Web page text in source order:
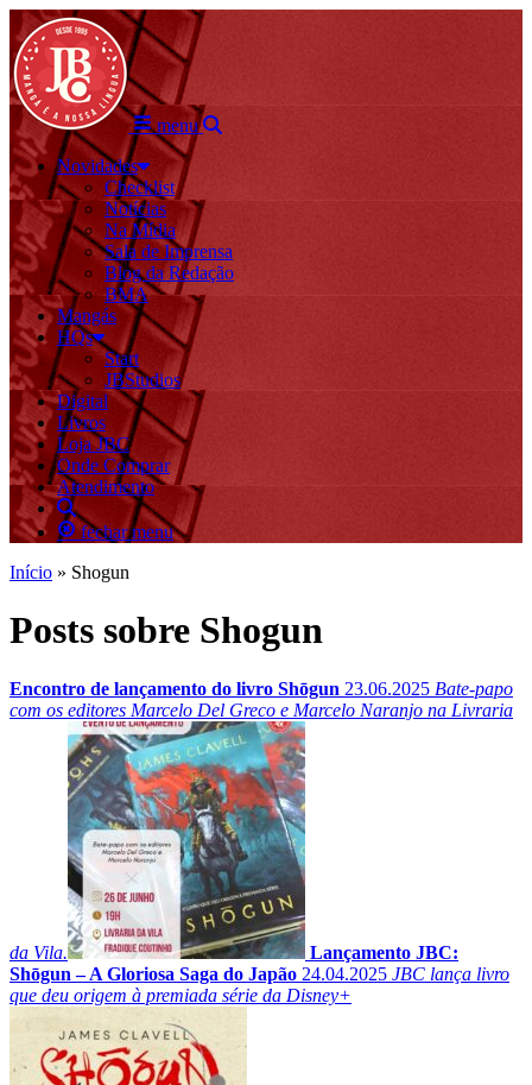
menu
Novidades
Checklist
Notícias
Na Mídia
Sala de Imprensa
Blog da Redação
BMA
Mangás
HQs
Start
JBStudios
Digital
Livros
Loja JBC
Onde Comprar
Atendimento
fechar menu
Início » Shogun
Posts sobre Shogun
Encontro de lançamento do livro Shōgun 23.06.2025 Bate-papo
com os editores Marcelo Del Greco e Marcelo Naranjo na Livraria
da Vila.
Lançamento JBC:
Shōgun – A Gloriosa Saga do Japão 24.04.2025 JBC lança livro
que deu origem à premiada série da Disney+